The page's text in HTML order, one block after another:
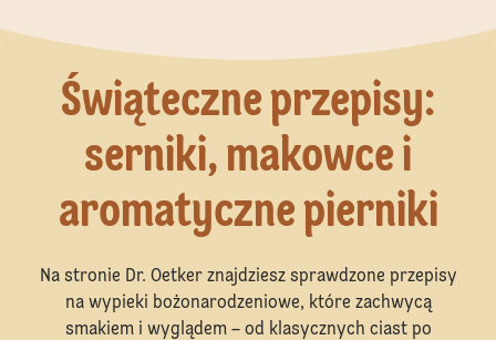
Świąteczne przepisy:
serniki, makowce i
aromatyczne pierniki
Na stronie Dr. Oetker znajdziesz sprawdzone przepisy
na wypieki bożonarodzeniowe, które zachwycą
smakiem i wyglądem – od klasycznych ciast po